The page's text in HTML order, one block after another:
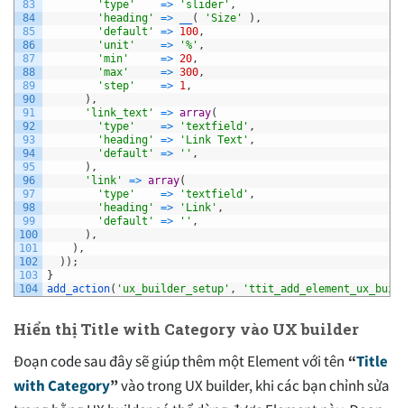
83
84
85
86
87
88
89
90
91
92
93
94
95
96
97
98
99
100
101
102
103
104
'type'
=> 'slider' ,
'heading'
=> ( 'Size' ) ,
'default'
=> 100,
'unit'
=> '%' ,
'min'
=> 20,
'max'
=> 300,
'step'
=> 1,
) ,
'link_text'
=> array(
'type'
=> 'textfield' ,
'heading'
=> 'Link Text' ,
'default'
=> '' ,
) ,
'link'
=> array(
'type'
=> 'textfield' ,
'heading'
=> 'Link' ,
'default'
=> '' ,
) ,
) ,
) ) ;
}
add_action( 'ux_builder_setup' ,
Hiển thị Title with Category vào UX builder
Đoạn code sau đây sẽ giúp thêm một Element với tên “Title
with Category”vào trong UX builder, khi các bạn chỉnh sửa